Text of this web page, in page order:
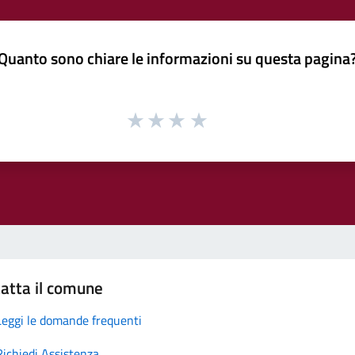
sono chiare le informazioni su questa
il comune
le domande frequenti